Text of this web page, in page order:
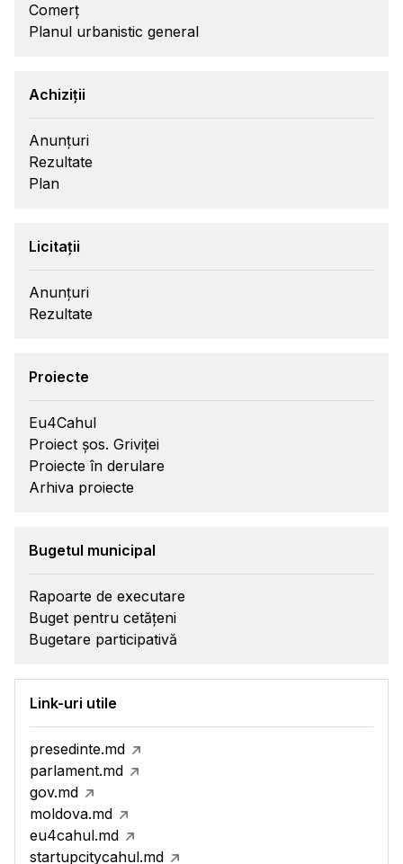
Comerț
Planul urbanistic general
Achiziții
Anunțuri
Rezultate
Plan
Licitații
Anunțuri
Rezultate
Proiecte
Eu4Cahul
Proiect șos. Griviței
Proiecte în derulare
Arhiva proiecte
Bugetul municipal
Rapoarte de executare
Buget pentru cetățeni
Bugetare participativă
Link-uri utile
presedinte.md
parlament.md
gov.md
moldova.md
eu4cahul.md
startupcitycahul.md